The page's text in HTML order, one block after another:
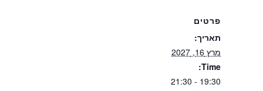
פרטים
תאריך:
מרץ 16, 2027
Time:
19:30 - 21:30